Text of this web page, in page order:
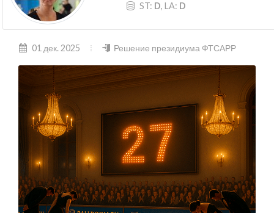
ST: D, LA: D
01 дек. 2025 Решение президиума ФТСАРР